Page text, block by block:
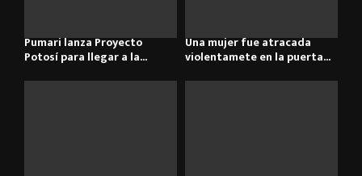
Pumari lanza Proyecto
Potosí para llegar a la...
Una mujer fue atracada
violentamete en la puerta...